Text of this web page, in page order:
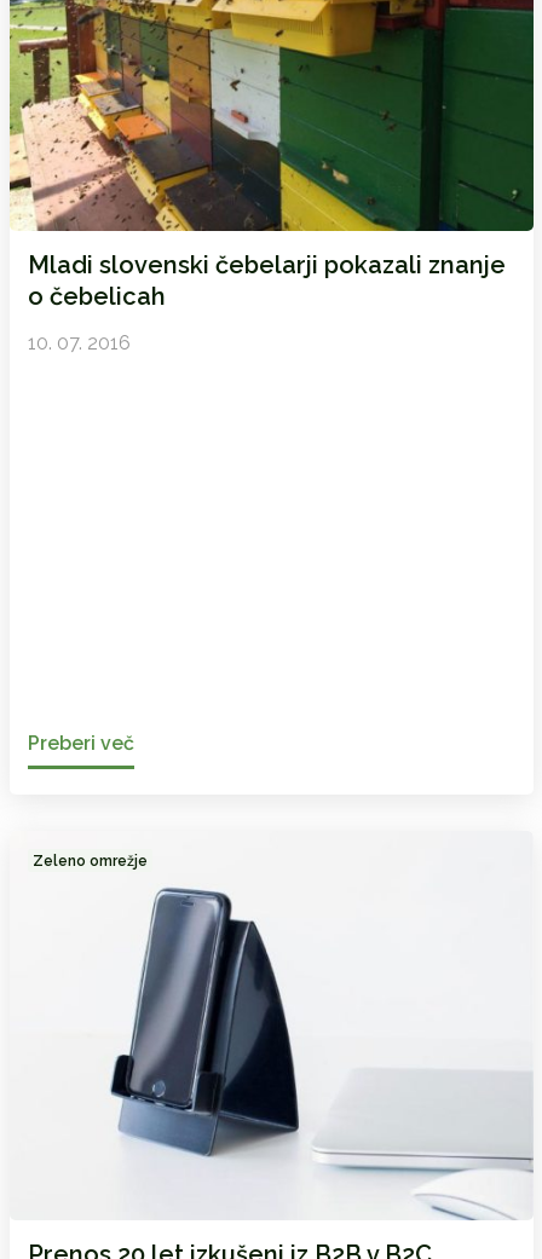
Mladi slovenski čebelarji pokazali znanje
o čebelicah
10. 07. 2016
Preberi več
Zeleno omrežje